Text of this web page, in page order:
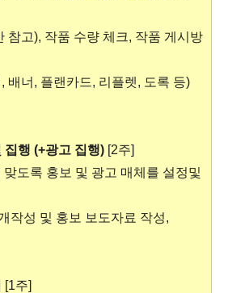
참고), 작품 수량 체크, 작품 게시방
배너, 플랜카드, 리플렛, 도록 등)
집행 (+광고 집행) [2주]
도록 홍보 및 광고 매체를 설정및
작성 및 홍보 보도자료 작성,
[1주]